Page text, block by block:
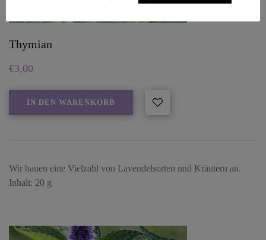
Thymian
€3,00
IN DEN WARENKORB
Wir bauen eine Vielzahl von Lavendelsorten und Kräutern an.
Inhalt: 20 g